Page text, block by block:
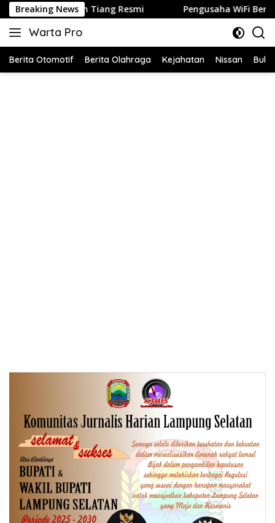
Langsung
ke
konten
Breaking News
Tiang Resmi Pengusaha WiFi Berinisial AN di
Warta Pro
Akurat
Terpercaya
Berita Otomotif Berita Olahraga Kejahatan Nissan